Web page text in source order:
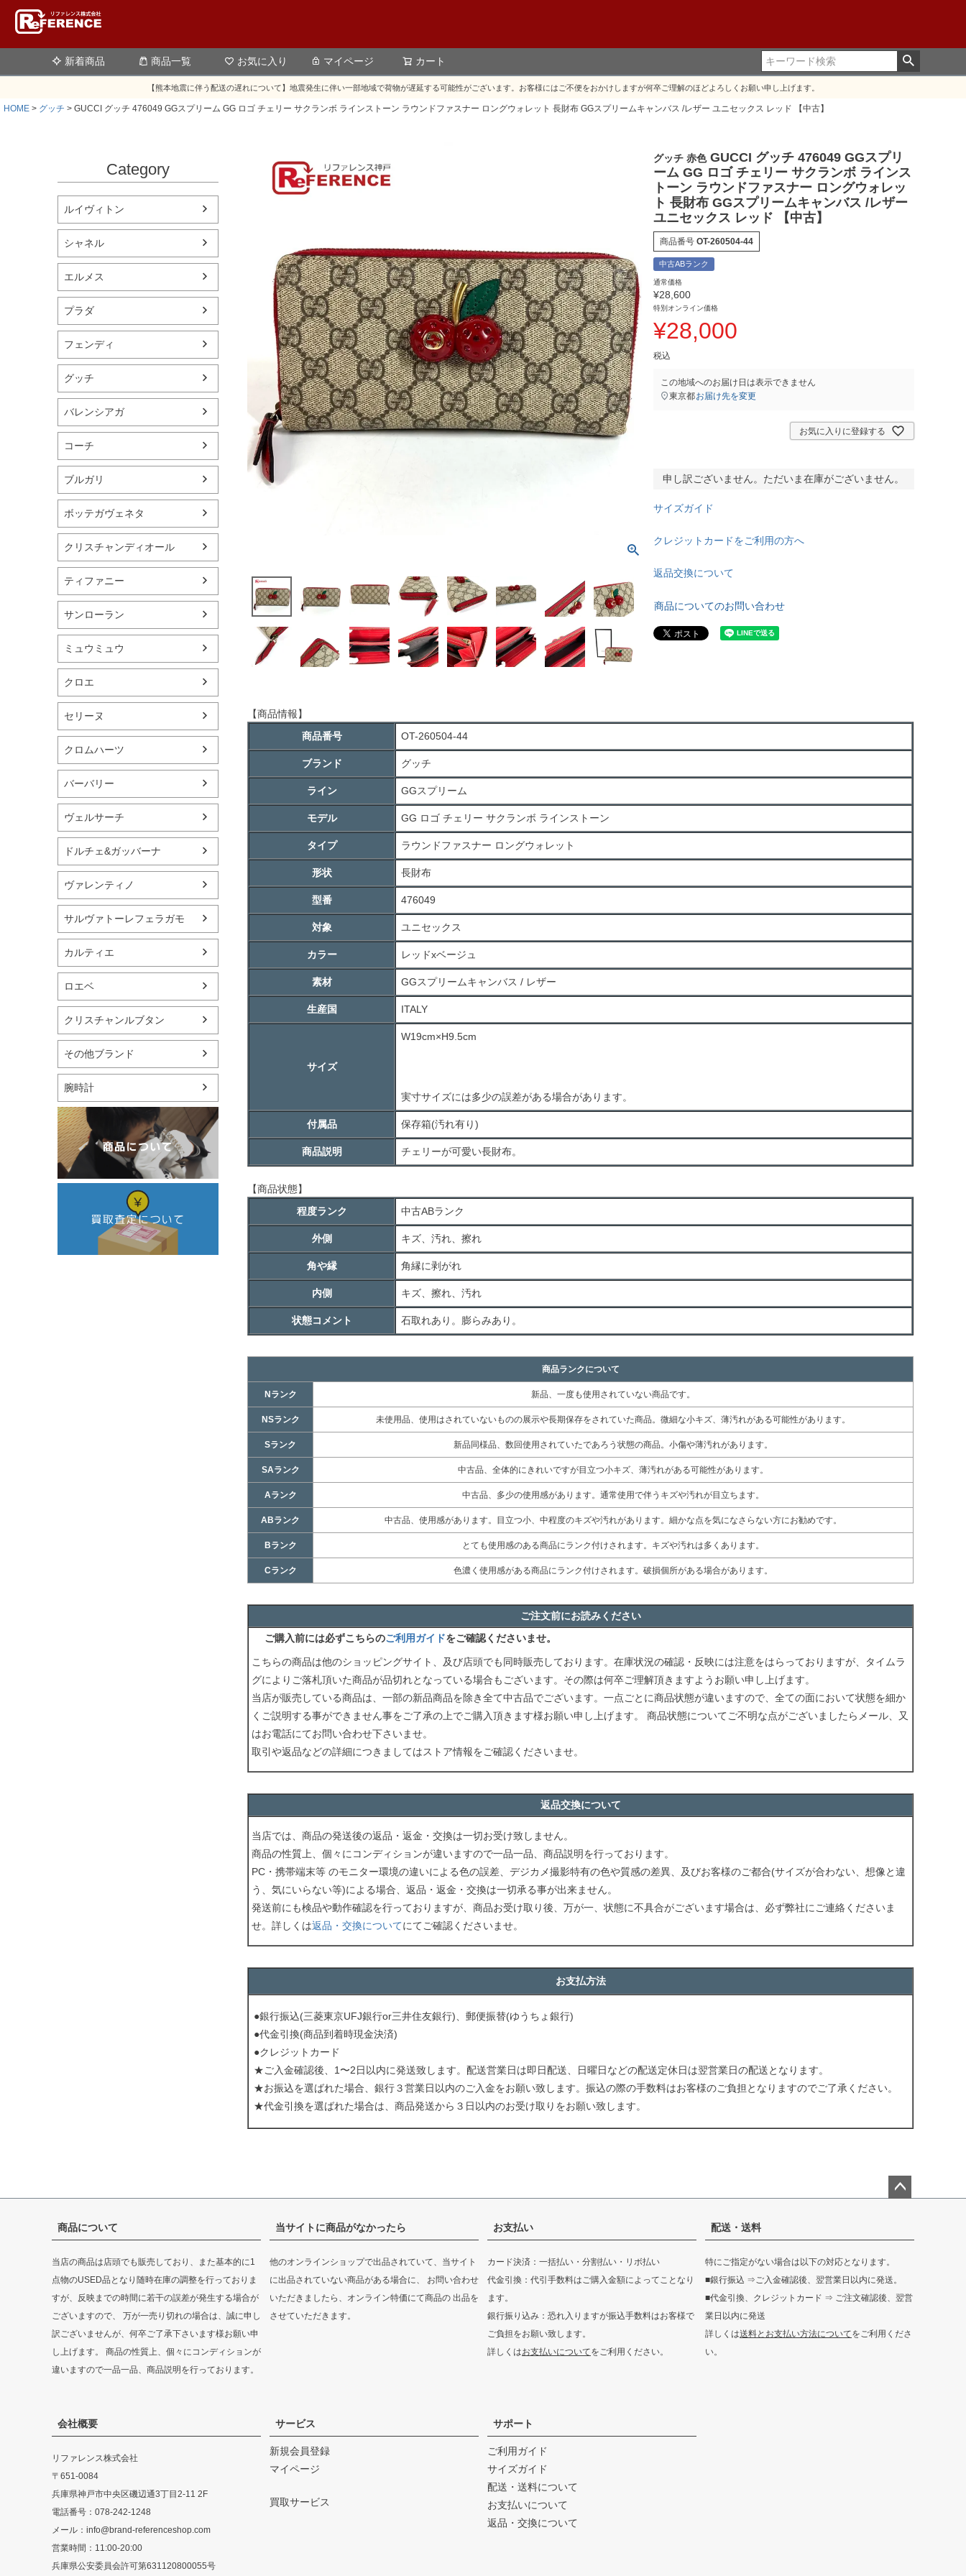
新着商品 商品一覧 お気に入り マイページ カート
【熊本地震に伴う配送の遅れについて】地震発生に伴い一部地域で荷物が遅延する可能性がございます。お客様にはご不便をおかけしますが何卒ご理解のほどよろしくお願い申し上げます。
HOME グッチ GUCCI グッチ 476049 GGスプリーム GG ロゴ チェリー サクランボ ラインストーン ラウンドファスナー ロングウォレット 長財布 GGスプリームキャンバス /レザー ユニセックス レッド 【中古】
Category
ルイヴィトン
シャネル
エルメス
プラダ
フェンディ
グッチ
バレンシアガ
コーチ
ブルガリ
ボッテガヴェネタ
クリスチャンディオール
ティファニー
サンローラン
ミュウミュウ
クロエ
セリーヌ
クロムハーツ
バーバリー
ヴェルサーチ
ドルチェ&ガッバーナ
ヴァレンティノ
サルヴァトーレフェラガモ
カルティエ
ロエベ
クリスチャンルブタン
その他ブランド
腕時計
グッチ 赤色 GUCCI グッチ 476049 GGスプリ
ーム GG ロゴ チェリー サクランボ ラインス
トーン ラウンドファスナー ロングウォレッ
ト 長財布 GGスプリームキャンバス /レザー
ユニセックス レッド 【中古】
商品番号 OT-260504-44
中古ABランク
通常価格
¥28,600
特別オンライン価格
¥28,000
税込
この地域へのお届け日は表示できません
東京都お届け先を変更
お気に入りに登録する
申し訳ございません。ただいま在庫がございません。
サイズガイド
クレジットカードをご利用の方へ
返品交換について
商品についてのお問い合わせ
【商品情報】
商品番号
OT-260504-44
ブランド グッチ
ライン GGスプリーム
モデル GG ロゴ チェリー サクランボ ラインストーン
タイプ ラウンドファスナー ロングウォレット
形状 長財布
型番 476049
対象 ユニセックス
カラー レッドxベージュ
素材 GGスプリームキャンバス / レザー
生産国 ITALY
サイズ
W19cm×H9.5cm
実寸サイズには多少の誤差がある場合があります。
付属品 保存箱(汚れ有り)
商品説明 チェリーが可愛い長財布。
【商品状態】
程度ランク
中古ABランク
外側 キズ、汚れ、擦れ
角や縁 角縁に剥がれ
内側 キズ、擦れ、汚れ
状態コメント 石取れあり。膨らみあり。
商品ランクについて
Nランク 新品、一度も使用されていない商品です。
NSランク 未使用品、使用はされていないものの展示や長期保存をされていた商品。微細な小キズ、薄汚れがある可能性があります。
Sランク 新品同様品、数回使用されていたであろう状態の商品。小傷や薄汚れがあります。
SAランク 中古品、全体的にきれいですが目立つ小キズ、薄汚れがある可能性があります。
Aランク 中古品、多少の使用感があります。通常使用で伴うキズや汚れが目立ちます。
ABランク 中古品、使用感があります。目立つ小、中程度のキズや汚れがあります。細かな点を気になさらない方にお勧めです。
Bランク とても使用感のある商品にランク付けされます。キズや汚れは多くあります。
Cランク 色濃く使用感がある商品にランク付けされます。破損個所がある場合があります。
ご注文前にお読みください
ご購入前には必ずこちらのご利用ガイドをご確認くださいませ。
こちらの商品は他のショッピングサイト、及び店頭でも同時販売しております。在庫状況の確認・反映には注意をはらっておりますが、タイムラ
グによりご落札頂いた商品が品切れとなっている場合もございます。その際は何卒ご理解頂きますようお願い申し上げます。
当店が販売している商品は、一部の新品商品を除き全て中古品でございます。一点ごとに商品状態が違いますので、全ての面において状態を細か
くご説明する事ができません事をご了承の上でご購入頂きます様お願い申し上げます。 商品状態についてご不明な点がございましたらメール、又
はお電話にてお問い合わせ下さいませ。
取引や返品などの詳細につきましてはストア情報をご確認くださいませ。
返品交換について
当店では、商品の発送後の返品・返金・交換は一切お受け致しません。
商品の性質上、個々にコンディションが違いますので一品一品、商品説明を行っております。
PC・携帯端末等 のモニター環境の違いによる色の誤差、デジカメ撮影特有の色や質感の差異、及びお客様のご都合(サイズが合わない、想像と違
う、気にいらない等)による場合、返品・返金・交換は一切承る事が出来ません。
発送前にも検品や動作確認を行っておりますが、商品お受け取り後、万が一、状態に不具合がございます場合は、必ず弊社にご連絡くださいま
せ。詳しくは返品・交換についてにてご確認くださいませ。
お支払方法
●銀行振込(三菱東京UFJ銀行or三井住友銀行)、郵便振替(ゆうちょ銀行)
●代金引換(商品到着時現金決済)
●クレジットカード
★ご入金確認後、1〜2日以内に発送致します。配送営業日は即日配送、日曜日などの配送定休日は翌営業日の配送となります。
★お振込を選ばれた場合、銀行３営業日以内のご入金をお願い致します。振込の際の手数料はお客様のご負担となりますのでご了承ください。
★代金引換を選ばれた場合は、商品発送から３日以内のお受け取りをお願い致します。
商品について
当店の商品は店頭でも販売しており、また基本的に1
点物のUSED品となり随時在庫の調整を行っておりま
すが、反映までの時間に若干の誤差が発生する場合が
ございますので、 万が一売り切れの場合は、誠に申し
訳ございませんが、何卒ご了承下さいます様お願い申
し上げます。 商品の性質上、個々にコンディションが
違いますので一品一品、商品説明を行っております。
当サイトに商品がなかったら
他のオンラインショップで出品されていて、当サイト
に出品されていない商品がある場合に、 お問い合わせ
いただきましたら、オンライン特価にて商品の 出品を
させていただきます。
お支払い
カード決済：一括払い・分割払い・リボ払い
代金引換：代引手数料はご購入金額によってことなり
ます。
銀行振り込み：恐れ入りますが振込手数料はお客様で
ご負担をお願い致します。
詳しくはお支払いについてをご利用ください。
配送・送料
特にご指定がない場合は以下の対応となります。
■銀行振込 ⇒ご入金確認後、翌営業日以内に発送。
■代金引換、クレジットカード ⇒ ご注文確認後、翌営
業日以内に発送
詳しくは送料とお支払い方法についてをご利用くださ
い。
会社概要
リファレンス株式会社
〒651-0084
兵庫県神戸市中央区磯辺通3丁目2-11 2F
電話番号：078-242-1248
メール：info@brand-referenceshop.com
営業時間：11:00-20:00
兵庫県公安委員会許可第631120800055号
サービス
新規会員登録
マイページ
買取サービス
サポート
ご利用ガイド
サイズガイド
配送・送料について
お支払いについて
返品・交換について
ップ